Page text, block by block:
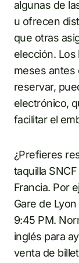
algunas de
u ofrecen
que otras
elección.
meses antes
reservar,
electrónico,
facilitar el
¿Prefieres
taquilla
Francia. Por
Gare de
9:45 PM.
inglés para
venta de